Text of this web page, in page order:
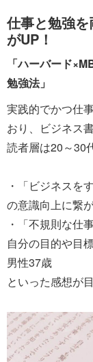
仕事と勉強
がUP！
「ハーバード
勉強法」
実践的でかつ仕
おり、ビジネス
読者層は20～30
・「ビジネスを
の意識向上に繋
・「不規則な仕
自分の目的や目
男性37歳
といった感想が